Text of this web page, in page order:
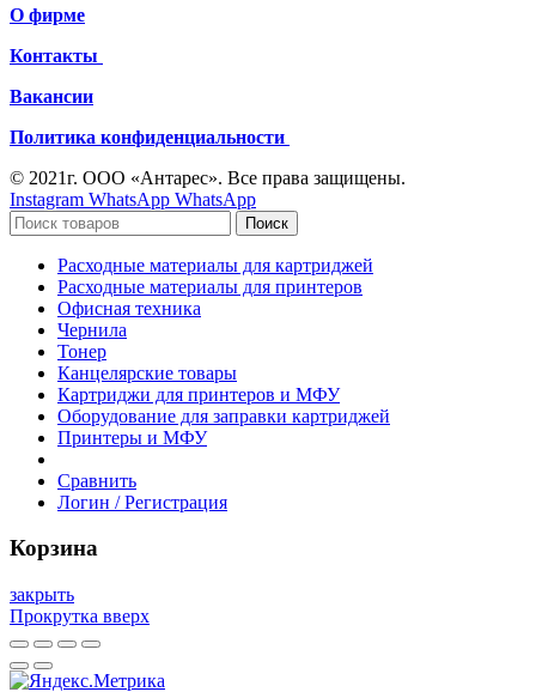
О фирме
Контакты
Вакансии
Политика конфиденциальности
© 2021г. ООО «Антарес». Все права защищены.
Instagram WhatsApp WhatsApp
Поиск
Расходные материалы для картриджей
Расходные материалы для принтеров
Офисная техника
Чернила
Тонер
Канцелярские товары
Картриджи для принтеров и МФУ
Оборудование для заправки картриджей
Принтеры и МФУ
Сравнить
Логин / Регистрация
Корзина
закрыть
Прокрутка вверх